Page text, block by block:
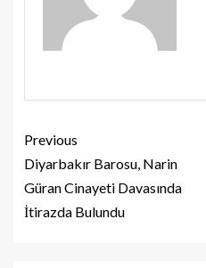
Previous
Diyarbakır Barosu, Narin
Güran Cinayeti Davasında
İtirazda Bulundu